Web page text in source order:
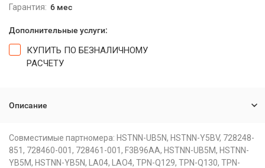
Гарантия: 6 мес
Дополнительные услуги:
КУПИТЬ ПО БЕЗНАЛИЧНОМУ
РАСЧЕТУ
Описание
Совместимые партномера: HSTNN-UB5N, HSTNN-Y5BV, 728248-
851, 728460-001, 728461-001, F3B96AA, HSTNN-UB5M, HSTNN-
YB5M, HSTNN-YB5N, LA04, LAO4, TPN-Q129, TPN-Q130, TPN-